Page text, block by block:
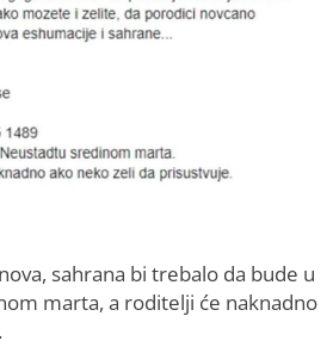
sahrana bi trebalo da bude u
marta, a roditelji će naknadno